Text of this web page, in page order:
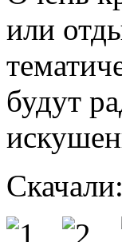
или
будут
Скачали: